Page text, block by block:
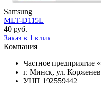
Samsung
MLT-D115L
40 руб.
Заказ в 1 клик
Компания
Частное предприятие
г. Минск, ул.
УНП 192559442